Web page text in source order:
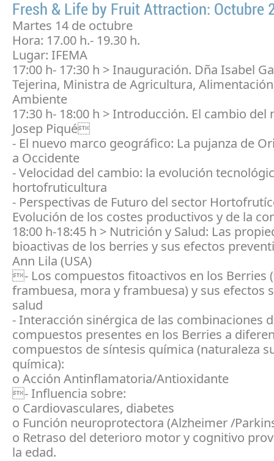
Fresh & Life by Fruit Attraction: Octubre
Martes 14 de octubre
Hora: 17.00 h.- 19.30 h.
Lugar: IFEMA
17:00 h- 17:30 h > Inauguración. Dña Isabel
Tejerina, Ministra de Agricultura,
Ambiente
17:30 h- 18:00 h > Introducción. El cambio del
Josep Piqué
- El nuevo marco geográfico: La pujanza de
a Occidente
- Velocidad del cambio: la evolución
hortofruticultura
- Perspectivas de Futuro del sector
Evolución de los costes productivos y de la
18:00 h-18:45 h > Nutrición y Salud: Las
bioactivas de los berries y sus efectos
Ann Lila (USA)
- Los compuestos fitoactivos en los Berries
frambuesa, mora y frambuesa) y sus efectos
salud
- Interacción sinérgica de las combinaciones
compuestos presentes en los Berries a
compuestos de síntesis química (naturaleza
química):
o Acción Antinflamatoria/Antioxidante
- Influencia sobre:
o Cardiovasculares, diabetes
o Función neuroprotectora (Alzheimer /
o Retraso del deterioro motor y cognitivo
la edad.